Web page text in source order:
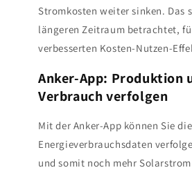
Stromkosten weiter sinken. Das
längeren Zeitraum betrachtet,
verbesserten Kosten-Nutzen-
Anker-App: Produktion
Verbrauch verfolgen
Mit der Anker-App können Sie die
Energieverbrauchsdaten
und somit noch mehr